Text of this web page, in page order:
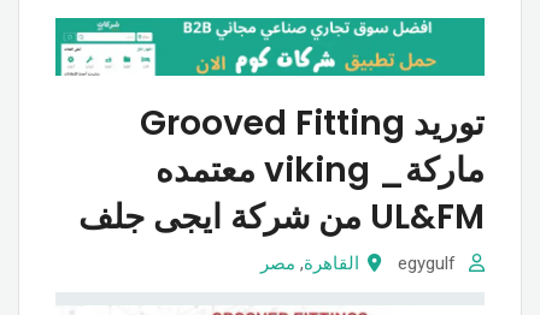
توريد Grooved Fitting
ماركة_ viking معتمده
UL&FM من شركة ايجى جلف
القاهرة, مصر